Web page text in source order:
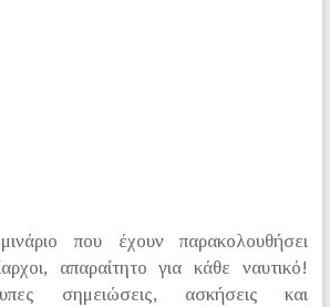
που έχουν παρακολουθήσει
απαραίτητο για κάθε ναυτικό!
σημειώσεις, ασκήσεις και